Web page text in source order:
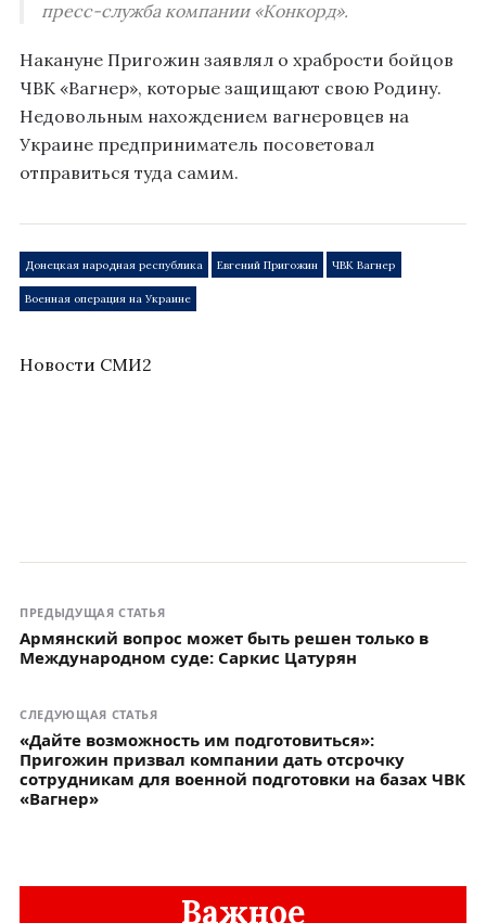
пресс-служба компании «Конкорд».
Накануне Пригожин заявлял о храбрости бойцов
ЧВК «Вагнер», которые защищают свою Родину.
Недовольным нахождением вагнеровцев на
Украине предприниматель посоветовал
отправиться туда самим.
Донецкая народная республика Евгений Пригожин ЧВК Вагнер
Военная операция на Украине
Новости СМИ2
ПРЕДЫДУЩАЯ СТАТЬЯ
Армянский вопрос может быть решен только в
Международном суде: Саркис Цатурян
СЛЕДУЮЩАЯ СТАТЬЯ
«Дайте возможность им подготовиться»:
Пригожин призвал компании дать отсрочку
сотрудникам для военной подготовки на базах ЧВК
«Вагнер»
Важное